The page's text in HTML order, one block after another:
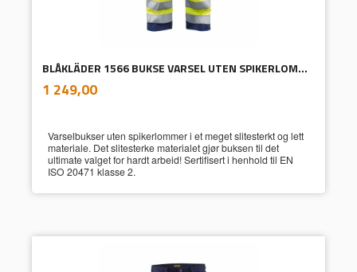
BLÅKLÄDER 1566 BUKSE VARSEL UTEN SPIKERLOMMER
Pris
1 249,00mva.
Varselbukser uten spikerlommer i et meget slitesterkt og lett
materiale. Det slitesterke materialet gjør buksen til det
ultimate valget for hardt arbeid! Sertifisert i henhold til EN
ISO 20471 klasse 2.